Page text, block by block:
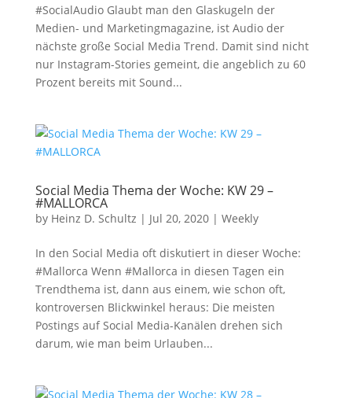
#SocialAudio Glaubt man den Glaskugeln der
Medien- und Marketingmagazine, ist Audio der
nächste große Social Media Trend. Damit sind nicht
nur Instagram-Stories gemeint, die angeblich zu 60
Prozent bereits mit Sound...
Social Media Thema der Woche: KW 29 –
#MALLORCA
by Heinz D. Schultz | Jul 20, 2020| Weekly
In den Social Media oft diskutiert in dieser Woche:
#Mallorca Wenn #Mallorca in diesen Tagen ein
Trendthema ist, dann aus einem, wie schon oft,
kontroversen Blickwinkel heraus: Die meisten
Postings auf Social Media-Kanälen drehen sich
darum, wie man beim Urlauben...